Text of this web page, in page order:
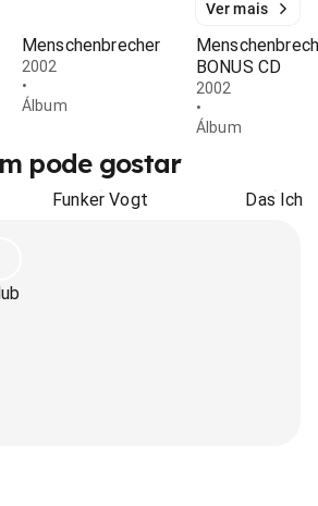
Ver mais
Menschenbrecher
2002
•
Álbum
BONUS CD
2002
•
Álbum
pode gostar
Funker Vogt Das Ich